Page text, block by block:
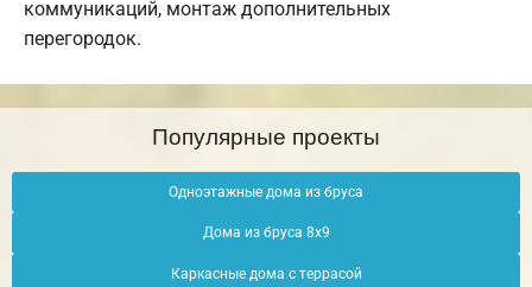
коммуникаций, монтаж дополнительных
перегородок.
Популярные проекты
Одноэтажные дома из бруса
Дома из бруса 8х9
Каркасные дома с террасой